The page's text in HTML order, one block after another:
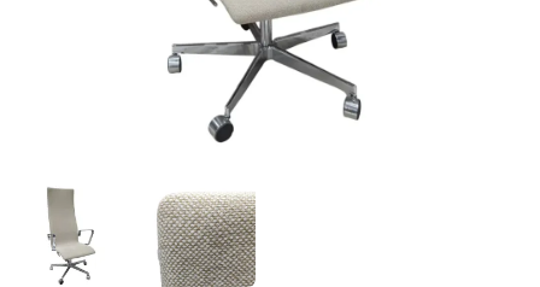
zriMwi5hJu5j.webpoxford-brunvitkrom.webp